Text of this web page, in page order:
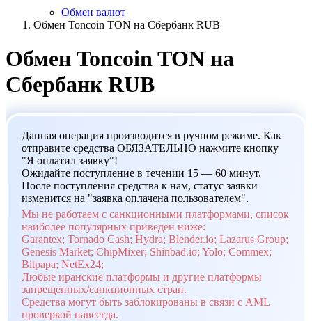
Обмен валют
Обмен Toncoin TON на Сбербанк RUB
Обмен Toncoin TON на
Сбербанк RUB
Данная операция производится в ручном режиме. Как
отправите средства ОБЯЗАТЕЛЬНО нажмите кнопку
"Я оплатил заявку"!
Ожидайте поступление в течении 15 — 60 минут.
После поступления средства к нам, статус заявки
изменится на "заявка оплачена пользователем".
Мы не работаем с санкционными платформами, список
наиболее популярных приведен ниже:
Garantex; Tornado Cash; Hydra; Blender.io; Lazarus Group;
Genesis Market; ChipMixer; Shinbad.io; Yolo; Commex;
Bitpapa; NetEx24;
Любые иранские платформы и другие платформы
запрещенных/санкционных стран.
Средства могут быть заблокированы в связи с AML
проверкой навсегда.